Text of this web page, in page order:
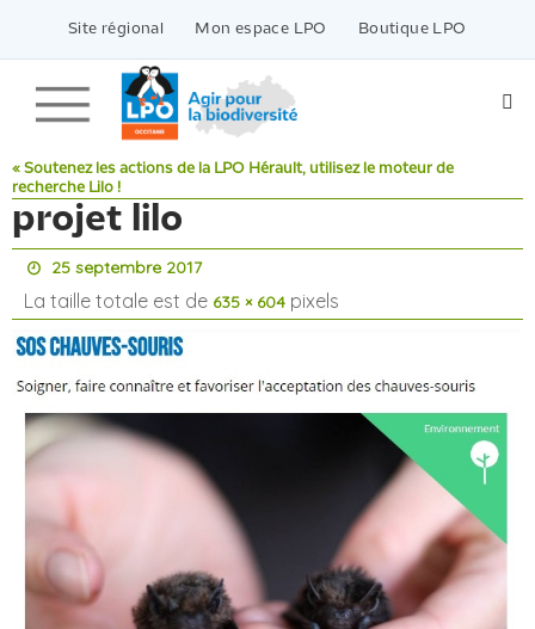
contenu
Site régional Mon espace LPO Boutique LPO
« Soutenez les actions de la LPO Hérault, utilisez le moteur de
recherche Lilo !
projet lilo
25 septembre 2017
La taille totale est de 635 × 604 pixels